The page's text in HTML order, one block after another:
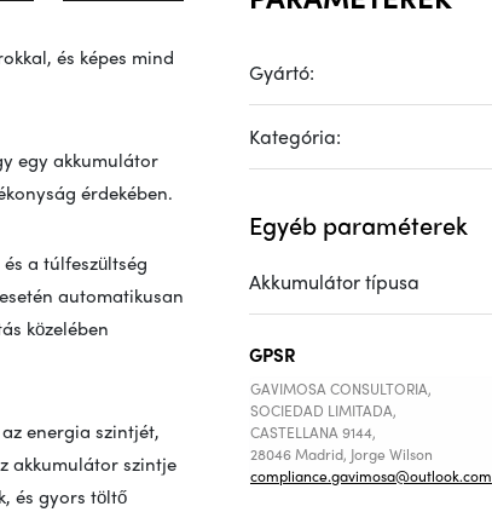
és képes mind
egy akkumulátor
érdekében.
a túlfeszültség
automatikusan
közelében
energia szintjét,
akkumulátor szintje
és gyors töltő
Gyártó:
Kategória:
Egyéb paraméterek
Akkumulátor típusa
GPSR
GAVIMOSA CONSULTORIA,
SOCIEDAD LIMITADA,
CASTELLANA 9144,
28046 Madrid, Jorge Wilson
compliance.gavimosa@outlook.com